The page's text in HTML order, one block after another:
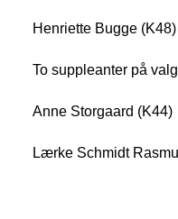
Henriette Bugge
To suppleanter på
Anne Storgaard (K44)
Lærke Schmidt